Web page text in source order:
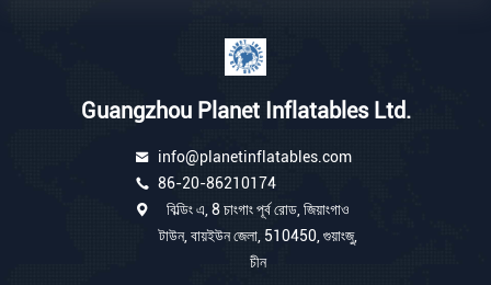
Guangzhou Planet Inflatables Ltd.
info@planetinflatables.com
86-20-86210174
বিল্ডিং এ, 8 চাংগাং পূর্ব রোড, জিয়াংগাও
টাউন, বায়ইউন জেলা, 510450, গুয়াংজু,
চীন